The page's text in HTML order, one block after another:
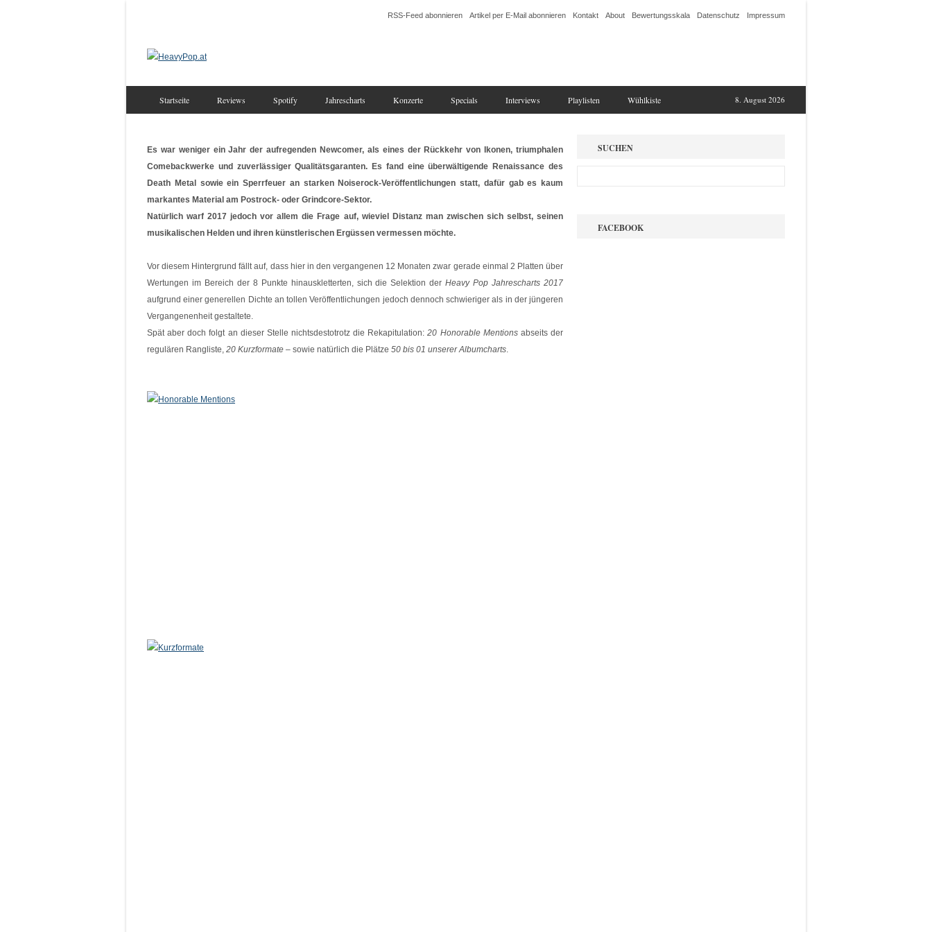
RSS-Feed abonnieren Artikel per E-Mail abonnieren Kontakt About Bewertungsskala Datenschutz Impressum
8. August 2026
Startseite Reviews Spotify Jahrescharts Konzerte Specials Interviews Playlisten Wühlkiste
Es war weniger ein Jahr der aufregenden Newcomer, als eines der Rückkehr von Ikonen, triumphalen
Comebackwerke und zuverlässiger Qualitätsgaranten. Es fand eine überwältigende Renaissance des
Death Metal sowie ein Sperrfeuer an starken Noiserock-Veröffentlichungen statt, dafür gab es kaum
markantes Material am Postrock- oder Grindcore-Sektor.
Natürlich warf 2017 jedoch vor allem die Frage auf, wieviel Distanz man zwischen sich selbst, seinen
musikalischen Helden und ihren künstlerischen Ergüssen vermessen möchte.
Vor diesem Hintergrund fällt auf, dass hier in den vergangenen 12 Monaten zwar gerade einmal 2 Platten über
Wertungen im Bereich der 8 Punkte hinauskletterten, sich die Selektion derHeavy Pop Jahrescharts 2017
aufgrund einer generellen Dichte an tollen Veröffentlichungen jedoch dennoch schwieriger als in der jüngeren
Vergangenenheit gestaltete.
Spät aber doch folgt an dieser Stelle nichtsdestotrotz die Rekapitulation:20 Honorable Mentionsabseits der
regulären Rangliste, 20 Kurzformate – sowie natürlich die Plätze 50 bis 01 unserer Albumcharts.
SUCHEN
FACEBOOK